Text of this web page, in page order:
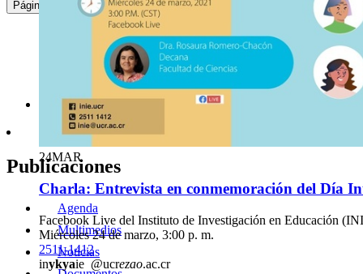
24MAR
Charla: Entrevista en conmemoración del Día
Facebook Live del Instituto de Investigación en Educación
Miércoles 24 de marzo, 3:00 p. m.
2511-1412
inykyaie @ucrezao.ac.cr
Página 345 678910...
Publicaciones
Agenda
Multimedios
Noticias